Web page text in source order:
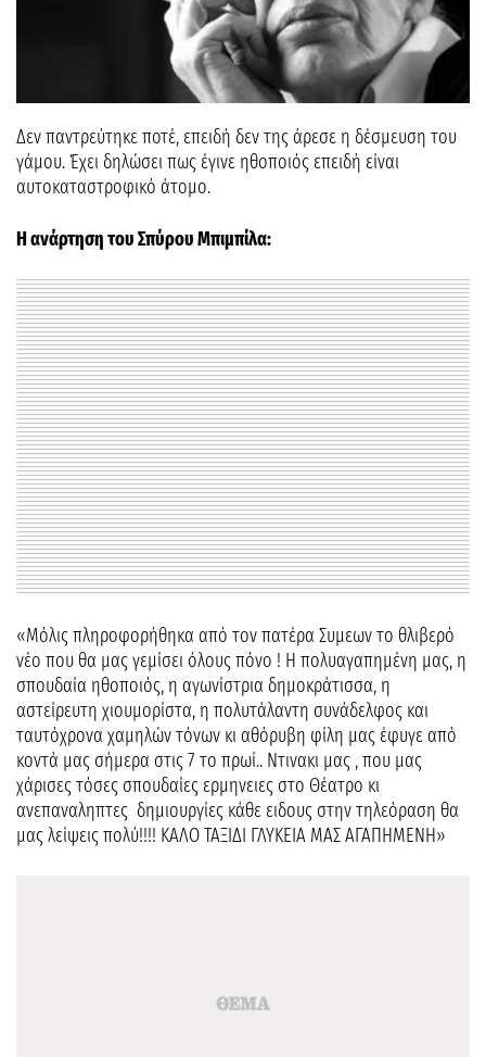
Δεν παντρεύτηκε ποτέ, επειδή δεν της άρεσε η δέσμευση του
γάμου. Έχει δηλώσει πως έγινε ηθοποιός επειδή είναι
αυτοκαταστροφικό άτομο.
Η ανάρτηση του Σπύρου Μπιμπίλα:
«Μόλις πληροφορήθηκα από τον πατέρα Συμεων το θλιβερό
νέο που θα μας γεμίσει όλους πόνο ! Η πολυαγαπημένη μας, η
σπουδαία ηθοποιός, η αγωνίστρια δημοκράτισσα, η
αστείρευτη χιουμορίστα, η πολυτάλαντη συνάδελφος και
ταυτόχρονα χαμηλών τόνων κι αθόρυβη φίλη μας έφυγε από
κοντά μας σήμερα στις 7 το πρωί.. Ντινακι μας , που μας
χάρισες τόσες σπουδαίες ερμηνειες στο Θέατρο κι
ανεπαναληπτες δημιουργίες κάθε ειδους στην τηλεόραση θα
μας λείψεις πολύ!!!! ΚΑΛΟ ΤΑΞΙΔΙ ΓΛΥΚΕΙΑ ΜΑΣ ΑΓΑΠΗΜΕΝΗ»